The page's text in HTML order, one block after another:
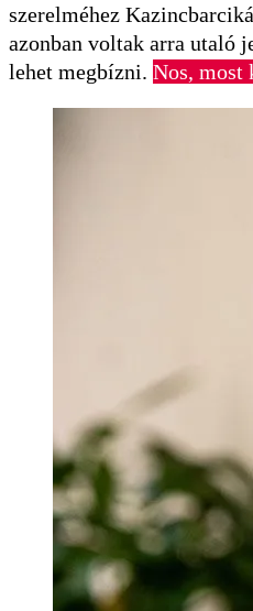
szerelméhez
azonban voltak arra utaló
lehet megbízni. Nos, most